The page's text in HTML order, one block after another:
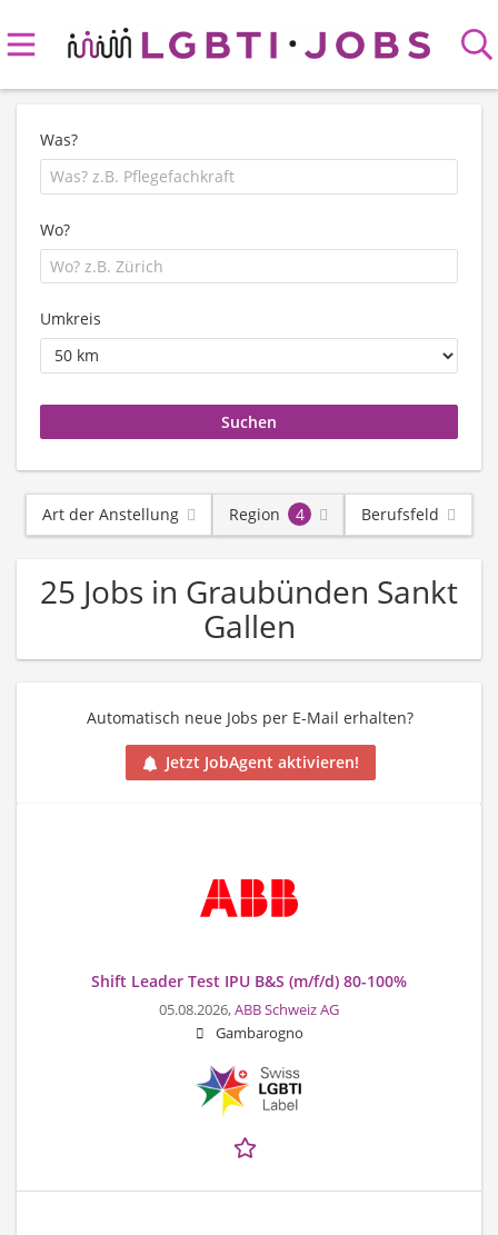
Was?
Wo?
Umkreis
Art der Anstellung Region 4 Berufsfeld
25 Jobs in Graubünden Sankt
Gallen
Automatisch neue Jobs per E-Mail erhalten?
Jetzt JobAgent aktivieren!
Shift Leader Test IPU B&S (m/f/d) 80-100%
05.08.2026,ABB Schweiz AG
Gambarogno